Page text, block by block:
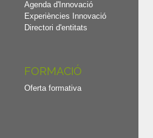
Agenda d'Innovació
Experiències Innovació
Directori d'entitats
FORMACIÓ
Oferta formativa